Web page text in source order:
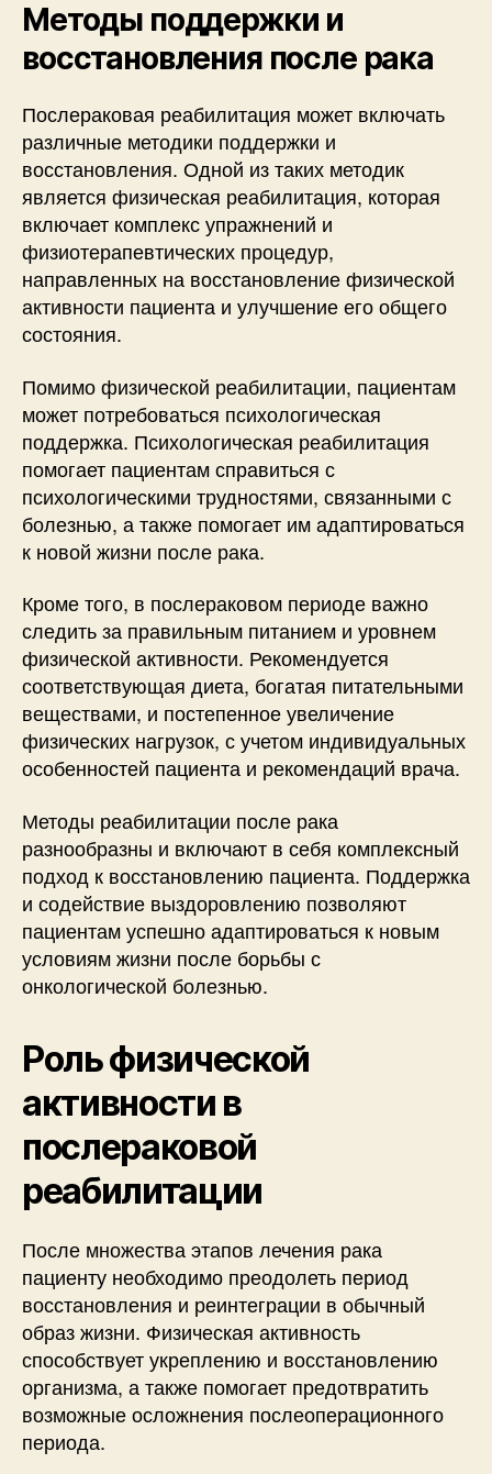
Методы поддержки и
восстановления после рака
Послераковая реабилитация может включать
различные методики поддержки и
восстановления. Одной из таких методик
является физическая реабилитация, которая
включает комплекс упражнений и
физиотерапевтических процедур,
направленных на восстановление физической
активности пациента и улучшение его общего
состояния.
Помимо физической реабилитации, пациентам
может потребоваться психологическая
поддержка. Психологическая реабилитация
помогает пациентам справиться с
психологическими трудностями, связанными с
болезнью, а также помогает им адаптироваться
к новой жизни после рака.
Кроме того, в послераковом периоде важно
следить за правильным питанием и уровнем
физической активности. Рекомендуется
соответствующая диета, богатая питательными
веществами, и постепенное увеличение
физических нагрузок, с учетом индивидуальных
особенностей пациента и рекомендаций врача.
Методы реабилитации после рака
разнообразны и включают в себя комплексный
подход к восстановлению пациента. Поддержка
и содействие выздоровлению позволяют
пациентам успешно адаптироваться к новым
условиям жизни после борьбы с
онкологической болезнью.
Роль физической
активности в
послераковой
реабилитации
После множества этапов лечения рака
пациенту необходимо преодолеть период
восстановления и реинтеграции в обычный
образ жизни. Физическая активность
способствует укреплению и восстановлению
организма, а также помогает предотвратить
возможные осложнения послеоперационного
периода.